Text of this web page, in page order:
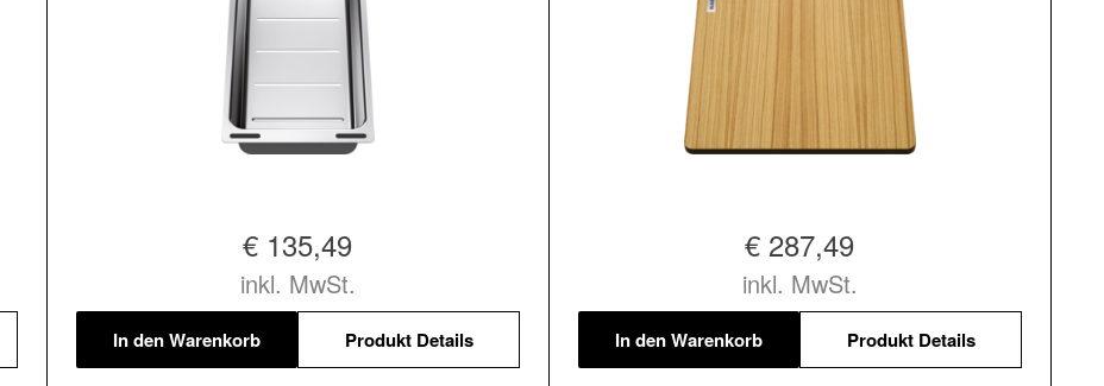
€ 135,49
inkl. MwSt.
In den Warenkorb Produkt Details
€ 287,49
inkl. MwSt.
In den Warenkorb Produkt Details